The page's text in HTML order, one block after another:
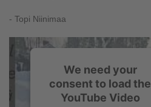
- Topi Niinimaa
We need your
consent to load the
YouTube Video